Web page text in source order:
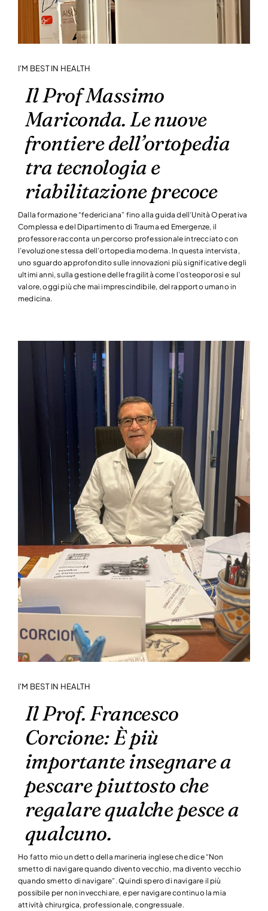
I'M BEST IN HEALTH
Il Prof Massimo
Mariconda. Le nuove
frontiere dell’ortopedia
tra tecnologia e
riabilitazione precoce
Dalla formazione “federiciana” fino alla guida dell’Unità Operativa
Complessa e del Dipartimento di Trauma ed Emergenze, il
professore racconta un percorso professionale intrecciato con
l’evoluzione stessa dell’ortopedia moderna. In questa intervista,
uno sguardo approfondito sulle innovazioni più significative degli
ultimi anni, sulla gestione delle fragilità come l’osteoporosi e sul
valore, oggi più che mai imprescindibile, del rapporto umano in
medicina.
I'M BEST IN HEALTH
Il Prof. Francesco
Corcione: È più
importante insegnare a
pescare piuttosto che
regalare qualche pesce a
qualcuno.
Ho fatto mio un detto della marineria inglese che dice “Non
smetto di navigare quando divento vecchio, ma divento vecchio
quando smetto di navigare”. Quindi spero di navigare il più
possibile per non invecchiare, e per navigare continuo la mia
attività chirurgica, professionale, congressuale.